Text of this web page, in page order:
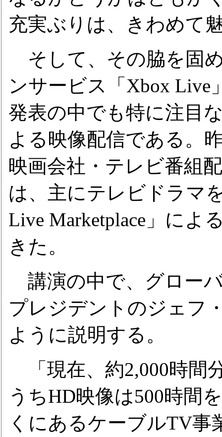
充実ぶりは、きわめて
そして、その脇を固
ンサービス「Xbox Live
発表の中でも特に注目
よる映像配信である。
映画会社・テレビ番組
は、主にテレビドラマ
Live Marketplace」によ
きた。
講演の中で、グロー
プレジデントのジェフ
ように説明する。
「現在、約2,000時間
うちHD映像は500時間
くにあるケーブルTV事